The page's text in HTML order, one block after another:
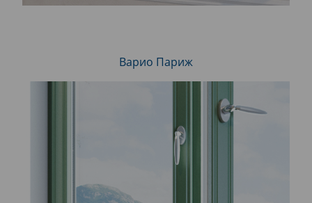
Варио Париж